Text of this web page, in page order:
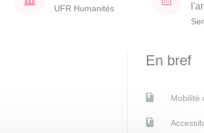
UFR Humanités
En bref
Mobilité